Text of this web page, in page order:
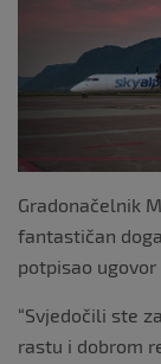
Gradonačelnik
fantastičan
potpisao
“Svjedočili ste
rastu i dobrom